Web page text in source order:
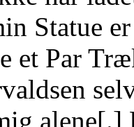
Statue
et Par
alene[.]